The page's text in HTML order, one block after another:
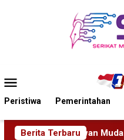
Mobile
Peristiwa Pemerintahan
Berita Terbaru Imigrasi